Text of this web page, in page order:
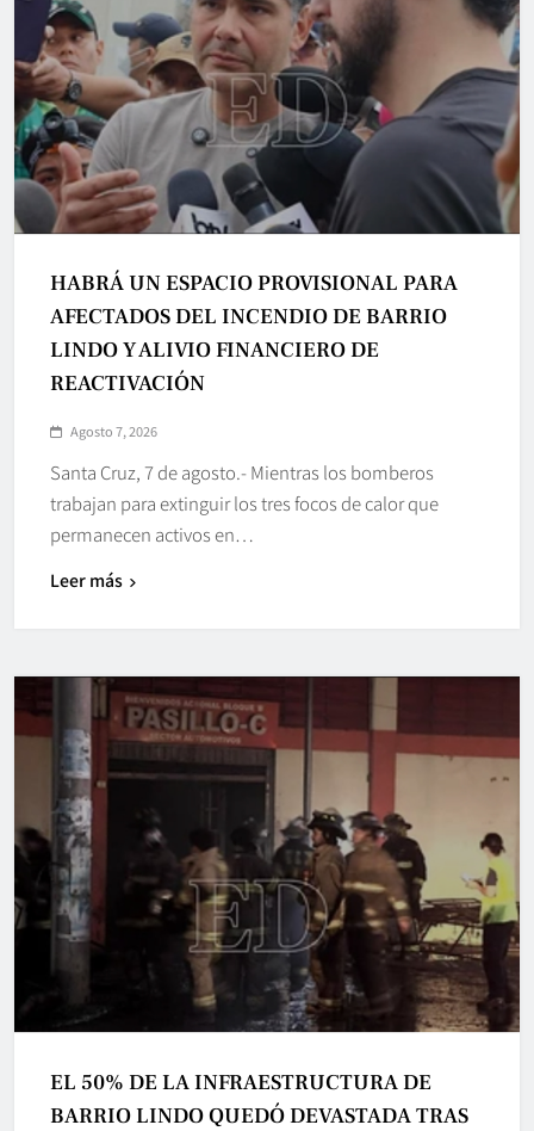
HABRÁ UN ESPACIO PROVISIONAL PARA
AFECTADOS DEL INCENDIO DE BARRIO
LINDO Y ALIVIO FINANCIERO DE
REACTIVACIÓN
Agosto 7, 2026
Santa Cruz, 7 de agosto.- Mientras los bomberos
trabajan para extinguir los tres focos de calor que
permanecen activos en…
Leer más
EL 50% DE LA INFRAESTRUCTURA DE
BARRIO LINDO QUEDÓ DEVASTADA TRAS